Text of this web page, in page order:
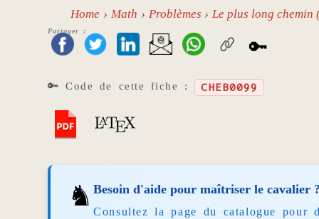
Home Math Problèmes Le plus long
Partager :
🔑
🔑 Code de cette fiche : CHEB0099
♞Besoin d'aide pour maîtriser le cavalier
Consultez la page du catalogue pour